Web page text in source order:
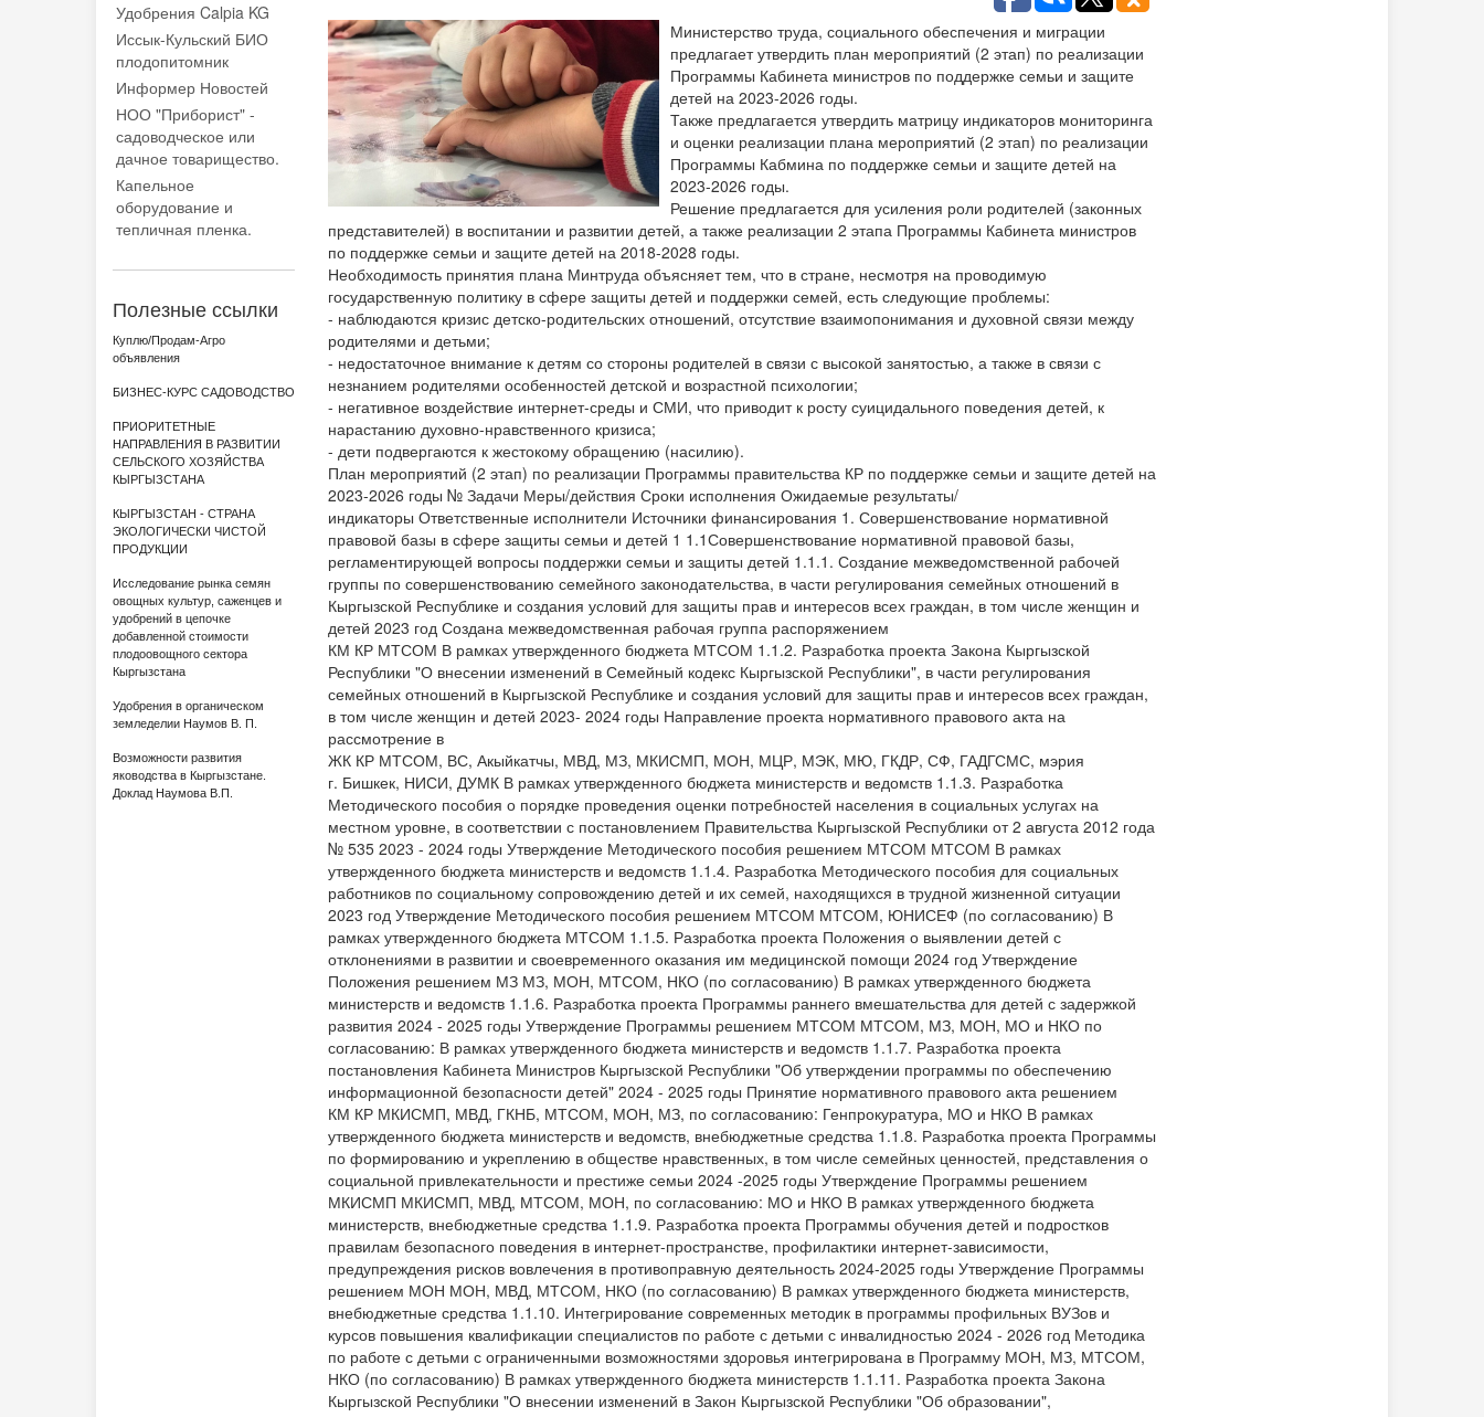
Удобрения Calpia KG
Иссык-Кульский БИО
плодопитомник
Информер Новостей
НОО "Приборист" -
садоводческое или
дачное товарищество.
Капельное
оборудование и
тепличная пленка.
Полезные ссылки
Куплю/Продам-Агро
объявления
БИЗНЕС-КУРС САДОВОДСТВО
ПРИОРИТЕТНЫЕ
НАПРАВЛЕНИЯ В РАЗВИТИИ
СЕЛЬСКОГО ХОЗЯЙСТВА
КЫРГЫЗСТАНА
КЫРГЫЗСТАН - СТРАНА
ЭКОЛОГИЧЕСКИ ЧИСТОЙ
ПРОДУКЦИИ
Исследование рынка семян
овощных культур, саженцев и
удобрений в цепочке
добавленной стоимости
плодоовощного сектора
Кыргызстана
Удобрения в органическом
земледелии Наумов В. П.
Возможности развития
яководства в Кыргызстане.
Доклад Наумова В.П.
Министерство труда, социального обеспечения и миграции
предлагает утвердить план мероприятий (2 этап) по реализации
Программы Кабинета министров по поддержке семьи и защите
детей на 2023-2026 годы.
Также предлагается утвердить матрицу индикаторов мониторинга
и оценки реализации плана мероприятий (2 этап) по реализации
Программы Кабмина по поддержке семьи и защите детей на
2023-2026 годы.
Решение предлагается для усиления роли родителей (законных
представителей) в воспитании и развитии детей, а также реализации 2 этапа Программы Кабинета министров
по поддержке семьи и защите детей на 2018-2028 годы.
Необходимость принятия плана Минтруда объясняет тем, что в стране, несмотря на проводимую
государственную политику в сфере защиты детей и поддержки семей, есть следующие проблемы:
- наблюдаются кризис детско-родительских отношений, отсутствие взаимопонимания и духовной связи между
родителями и детьми;
- недостаточное внимание к детям со стороны родителей в связи с высокой занятостью, а также в связи с
незнанием родителями особенностей детской и возрастной психологии;
- негативное воздействие интернет-среды и СМИ, что приводит к росту суицидального поведения детей, к
нарастанию духовно-нравственного кризиса;
- дети подвергаются к жестокому обращению (насилию).
План мероприятий (2 этап) по реализации Программы правительства КР по поддержке семьи и защите детей на
2023-2026 годы № Задачи Меры/действия Сроки исполнения Ожидаемые результаты/
индикаторы Ответственные исполнители Источники финансирования 1. Совершенствование нормативной
правовой базы в сфере защиты семьи и детей 1 1.1Совершенствование нормативной правовой базы,
регламентирующей вопросы поддержки семьи и защиты детей 1.1.1. Создание межведомственной рабочей
группы по совершенствованию семейного законодательства, в части регулирования семейных отношений в
Кыргызской Республике и создания условий для защиты прав и интересов всех граждан, в том числе женщин и
детей 2023 год Создана межведомственная рабочая группа распоряжением
КМ КР МТСОМ В рамках утвержденного бюджета МТСОМ 1.1.2. Разработка проекта Закона Кыргызской
Республики "О внесении изменений в Семейный кодекс Кыргызской Республики", в части регулирования
семейных отношений в Кыргызской Республике и создания условий для защиты прав и интересов всех граждан,
в том числе женщин и детей 2023- 2024 годы Направление проекта нормативного правового акта на
рассмотрение в
ЖК КР МТСОМ, ВС, Акыйкатчы, МВД, МЗ, МКИСМП, МОН, МЦР, МЭК, МЮ, ГКДР, СФ, ГАДГСМС, мэрия
г. Бишкек, НИСИ, ДУМК В рамках утвержденного бюджета министерств и ведомств 1.1.3. Разработка
Методического пособия о порядке проведения оценки потребностей населения в социальных услугах на
местном уровне, в соответствии с постановлением Правительства Кыргызской Республики от 2 августа 2012 года
№ 535 2023 - 2024 годы Утверждение Методического пособия решением МТСОМ МТСОМ В рамках
утвержденного бюджета министерств и ведомств 1.1.4. Разработка Методического пособия для социальных
работников по социальному сопровождению детей и их семей, находящихся в трудной жизненной ситуации
2023 год Утверждение Методического пособия решением МТСОМ МТСОМ, ЮНИСЕФ (по согласованию) В
рамках утвержденного бюджета МТСОМ 1.1.5. Разработка проекта Положения о выявлении детей с
отклонениями в развитии и своевременного оказания им медицинской помощи 2024 год Утверждение
Положения решением МЗ МЗ, МОН, МТСОМ, НКО (по согласованию) В рамках утвержденного бюджета
министерств и ведомств 1.1.6. Разработка проекта Программы раннего вмешательства для детей с задержкой
развития 2024 - 2025 годы Утверждение Программы решением МТСОМ МТСОМ, МЗ, МОН, МО и НКО по
согласованию: В рамках утвержденного бюджета министерств и ведомств 1.1.7. Разработка проекта
постановления Кабинета Министров Кыргызской Республики "Об утверждении программы по обеспечению
информационной безопасности детей" 2024 - 2025 годы Принятие нормативного правового акта решением
КМ КР МКИСМП, МВД, ГКНБ, МТСОМ, МОН, МЗ, по согласованию: Генпрокуратура, МО и НКО В рамках
утвержденного бюджета министерств и ведомств, внебюджетные средства 1.1.8. Разработка проекта Программы
по формированию и укреплению в обществе нравственных, в том числе семейных ценностей, представления о
социальной привлекательности и престиже семьи 2024 -2025 годы Утверждение Программы решением
МКИСМП МКИСМП, МВД, МТСОМ, МОН, по согласованию: МО и НКО В рамках утвержденного бюджета
министерств, внебюджетные средства 1.1.9. Разработка проекта Программы обучения детей и подростков
правилам безопасного поведения в интернет-пространстве, профилактики интернет-зависимости,
предупреждения рисков вовлечения в противоправную деятельность 2024-2025 годы Утверждение Программы
решением МОН МОН, МВД, МТСОМ, НКО (по согласованию) В рамках утвержденного бюджета министерств,
внебюджетные средства 1.1.10. Интегрирование современных методик в программы профильных ВУЗов и
курсов повышения квалификации специалистов по работе с детьми с инвалидностью 2024 - 2026 год Методика
по работе с детьми с ограниченными возможностями здоровья интегрирована в Программу МОН, МЗ, МТСОМ,
НКО (по согласованию) В рамках утвержденного бюджета министерств 1.1.11. Разработка проекта Закона
Кыргызской Республики "О внесении изменений в Закон Кыргызской Республики "Об образовании",